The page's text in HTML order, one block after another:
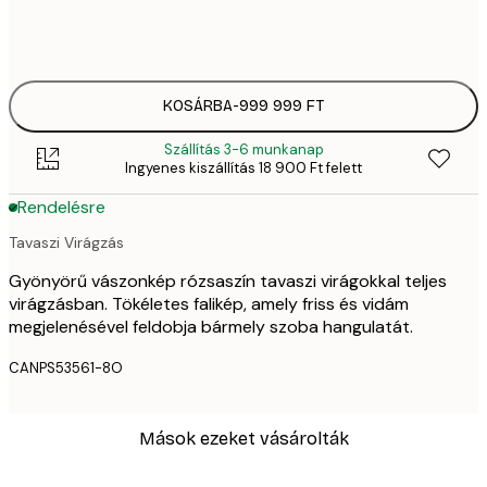
KOSÁRBA-999 999 FT
Szállítás 3-6 munkanap
Ingyenes kiszállítás 18 900 Ft felett
Rendelésre
Tavaszi Virágzás
Gyönyörű vászonkép rózsaszín tavaszi virágokkal teljes
virágzásban. Tökéletes falikép, amely friss és vidám
megjelenésével feldobja bármely szoba hangulatát.
CANPS53561-8O
Mások ezeket vásárolták